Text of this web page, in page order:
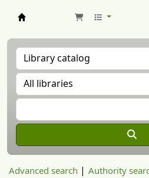
Advanced search Authority